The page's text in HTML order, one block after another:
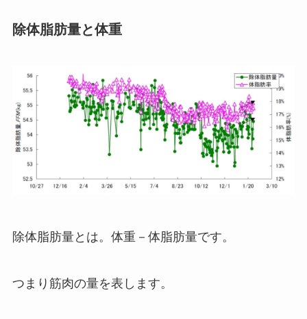
除体脂肪量と体重
除体脂肪量とは。体重－体脂肪量です。
つまり筋肉の量を表します。